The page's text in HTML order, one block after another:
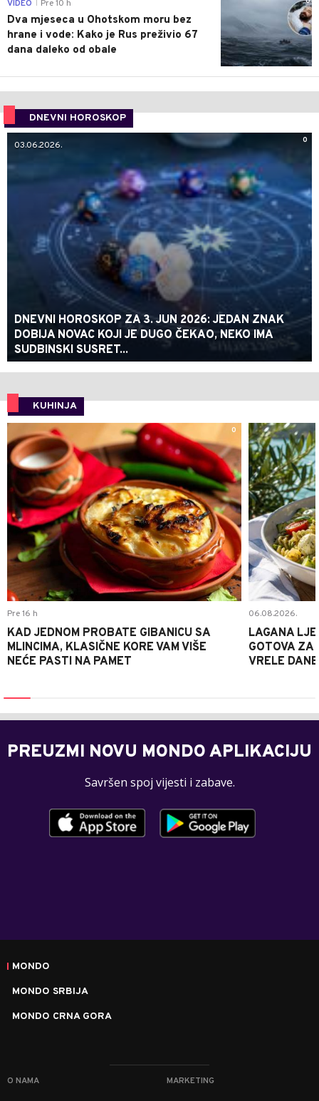
VIDEO Pre 10 h
Dva mjeseca u Ohotskom moru bez
hrane i vode: Kako je Rus preživio 67
dana daleko od obale
DNEVNI HOROSKOP
0
03.06.2026.
DNEVNI HOROSKOP ZA 3. JUN 2026: JEDAN ZNAK
DOBIJA NOVAC KOJI JE DUGO ČEKAO, NEKO IMA
SUDBINSKI SUSRET...
KUHINJA
0
Pre 16 h
KAD JEDNOM PROBATE GIBANICU SA
MLINCIMA, KLASIČNE KORE VAM VIŠE
NEĆE PASTI NA PAMET
06.08.2026.
LAGANA
GOTOVA ZA
VRELE DANE
PREUZMI NOVU MONDO APLIKACIJU
Savršen spoj vijesti i zabave.
MONDO
MONDO SRBIJA
MONDO CRNA GORA
O NAMA MARKETING